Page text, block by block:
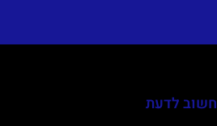
חשוב לדעת